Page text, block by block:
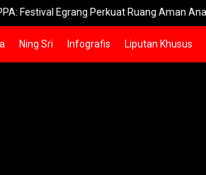
Perkuat Ruang Aman Anak Jember
Ning Sri Infografis Liputan Khusus